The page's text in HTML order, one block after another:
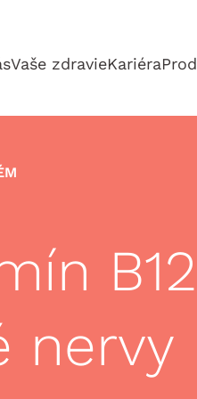
Vaše zdravieKariéra
nervy